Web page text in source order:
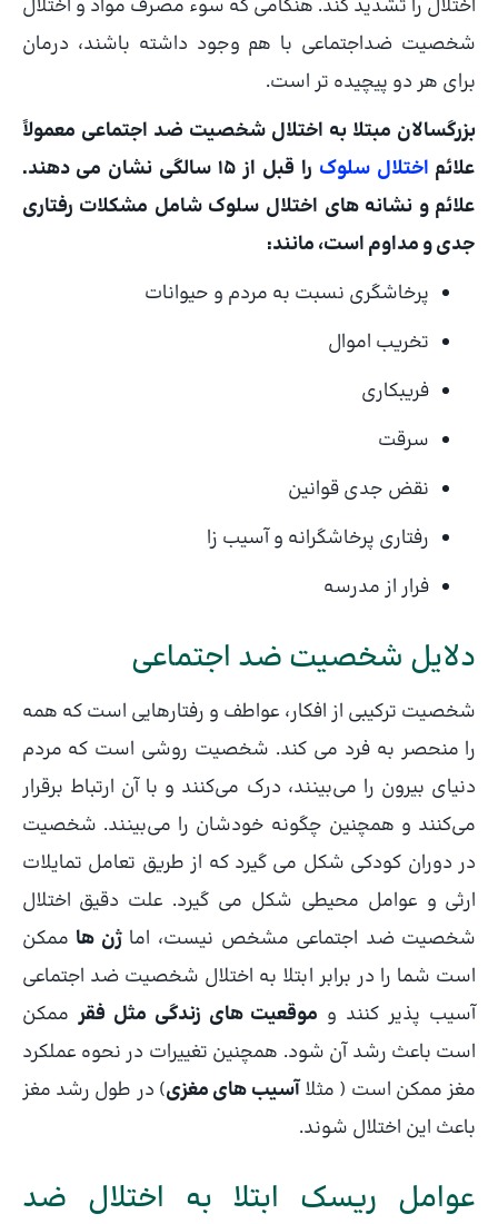
اختلال را تشدید کند. هنگامی که سوء مصرف مواد و اختلال
شخصیت ضداجتماعی با هم وجود داشته باشند، درمان
برای هر دو پیچیده تر است.
بزرگسالان مبتلا به اختلال شخصیت ضد اجتماعی معمولاً
علائم اختلال سلوک
را قبل از 15 سالگی نشان می دهند.
علائم و نشانه های اختلال سلوک شامل مشکلات رفتاری
جدی و مداوم است، مانند:
پرخاشگری نسبت به مردم و حیوانات
تخریب اموال
فریبکاری
سرقت
نقض جدی قوانین
رفتاری پرخاشگرانه و آسیب زا
فرار از مدرسه
دلایل شخصیت ضد اجتماعی
شخصیت ترکیبی از افکار، عواطف و رفتارهایی است که همه
را منحصر به فرد می کند. شخصیت روشی است که مردم
دنیای بیرون را می‌بینند، درک می‌کنند و با آن ارتباط برقرار
می‌کنند و همچنین چگونه خودشان را می‌بینند. شخصیت
در دوران کودکی شکل می گیرد که از طریق تعامل تمایلات
ارثی و عوامل محیطی شکل می گیرد. علت دقیق اختلال
شخصیت ضد اجتماعی مشخص نیست، اماژن ها ممکن
است شما را در برابر ابتلا به اختلال شخصیت ضد اجتماعی
آسیب پذیر کنند و موقعیت های زندگی مثل فقر ممکن
است باعث رشد آن شود. همچنین تغییرات در نحوه عملکرد
مغز ممکن است ( مثلاآسیب های مغزی) در طول رشد مغز
باعث این اختلال شوند.
عوامل ریسک ابتلا به اختلال ضد